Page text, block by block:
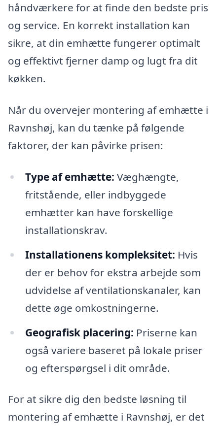
håndværkere for at finde den bedste pris
og service. En korrekt installation kan
sikre, at din emhætte fungerer optimalt
og effektivt fjerner damp og lugt fra dit
køkken.
Når du overvejer montering af emhætte i
Ravnshøj, kan du tænke på følgende
faktorer, der kan påvirke prisen:
Type af emhætte: Væghængte,
fritstående, eller indbyggede
emhætter kan have forskellige
installationskrav.
Installationens kompleksitet: Hvis
der er behov for ekstra arbejde som
udvidelse af ventilationskanaler, kan
dette øge omkostningerne.
Geografisk placering: Priserne kan
også variere baseret på lokale priser
og efterspørgsel i dit område.
For at sikre dig den bedste løsning til
montering af emhætte i Ravnshøj, er det